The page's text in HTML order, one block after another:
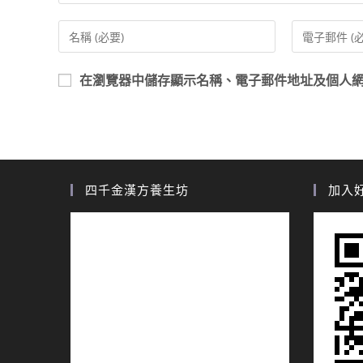
在瀏覽器中儲存顯示名稱、電子郵件地址及個人
四千金漢方養生坊 加入